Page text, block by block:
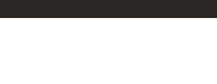
Baden-Wuerttemberg